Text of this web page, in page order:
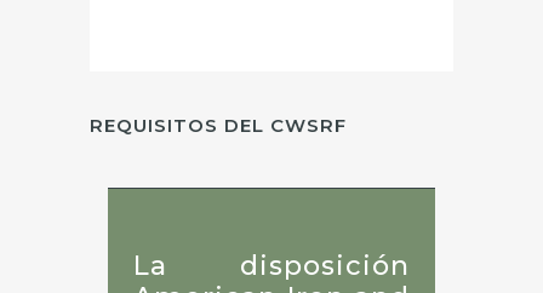
REQUISITOS DEL CWSRF
La disposición